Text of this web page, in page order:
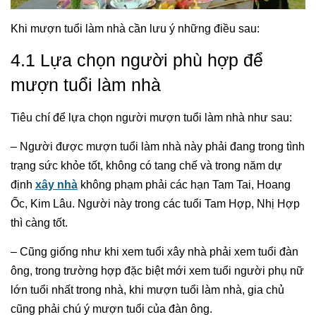
Khi mượn tuổi làm nhà cần lưu ý những điều sau:
4.1 Lựa chọn người phù hợp để
mượn tuổi làm nhà
Tiêu chí để lựa chọn người mượn tuổi làm nhà như sau:
– Người được mượn tuổi làm nhà này phải đang trong tình
trạng sức khỏe tốt, không có tang chế và trong năm dự
định xây nhà không phạm phải các hạn Tam Tai, Hoang
Ốc, Kim Lâu. Người này trong các tuổi Tam Hợp, Nhị Hợp
thì càng tốt.
– Cũng giống như khi xem tuổi xây nhà phải xem tuổi đàn
ông, trong trường hợp đặc biệt mới xem tuổi người phụ nữ
lớn tuổi nhất trong nhà, khi mượn tuổi làm nhà, gia chủ
cũng phải chú ý mượn tuổi của đàn ông.